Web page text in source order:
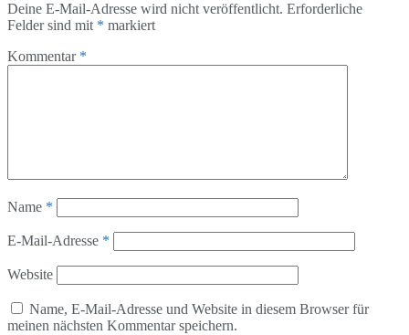
Deine E-Mail-Adresse wird nicht veröffentlicht. Erforderliche
Felder sind mit * markiert
Kommentar *
Name *
E-Mail-Adresse *
Website
Name, E-Mail-Adresse und Website in diesem Browser für
meinen nächsten Kommentar speichern.